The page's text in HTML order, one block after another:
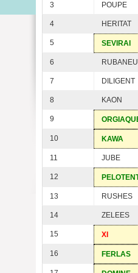
3 POUPE
4 HERITAT
5 SEVIRAI
6
7 DILIGENT
8 KAON
9
10 KAWA
11 JUBE
12
13 RUSHES
14 ZELEES
15 XI
16 FERLAS